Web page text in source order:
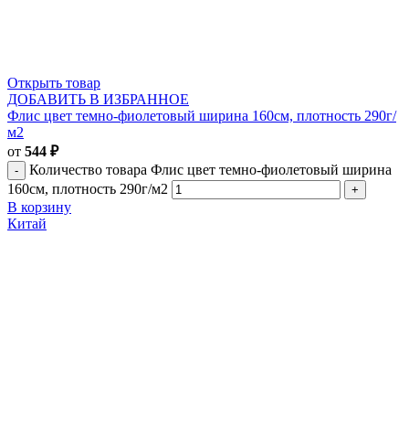
Открыть товар
ДОБАВИТЬ В ИЗБРАННОЕ
Флис цвет темно-фиолетовый ширина 160см, плотность 290г/
м2
от 544 ₽
Количество товара Флис цвет темно-фиолетовый ширина
160см, плотность 290г/м2
В корзину
Китай